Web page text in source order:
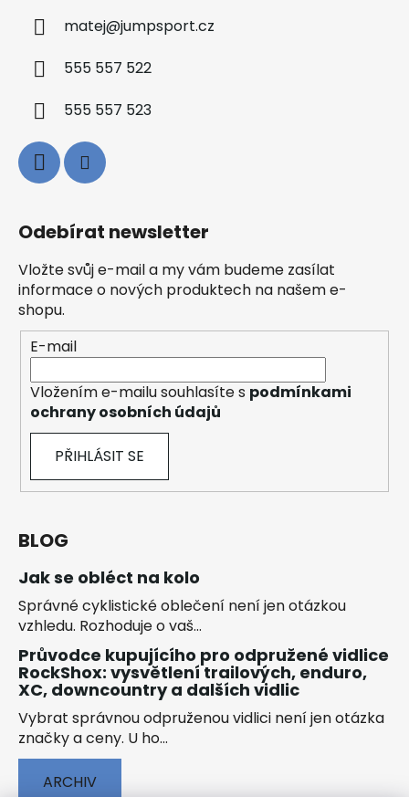
matej@jumpsport.cz
555 557 522
555 557 523
Odebírat newsletter
Vložte svůj e-mail a my vám budeme zasílat
informace o nových produktech na našem e-
shopu.
E-mail
Vložením e-mailu souhlasíte s podmínkami
ochrany osobních údajů
PŘIHLÁSIT SE
BLOG
Jak se obléct na kolo
Správné cyklistické oblečení není jen otázkou
vzhledu. Rozhoduje o vaš...
Průvodce kupujícího pro odpružené vidlice
RockShox: vysvětlení trailových, enduro,
XC, downcountry a dalších vidlic
Vybrat správnou odpruženou vidlici není jen otázka
značky a ceny. U ho...
ARCHIV